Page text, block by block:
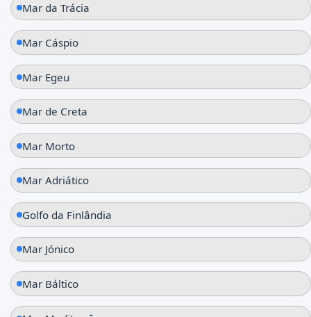
Mar da Trácia
Mar Cáspio
Mar Egeu
Mar de Creta
Mar Morto
Mar Adriático
Golfo da Finlândia
Mar Jónico
Mar Báltico